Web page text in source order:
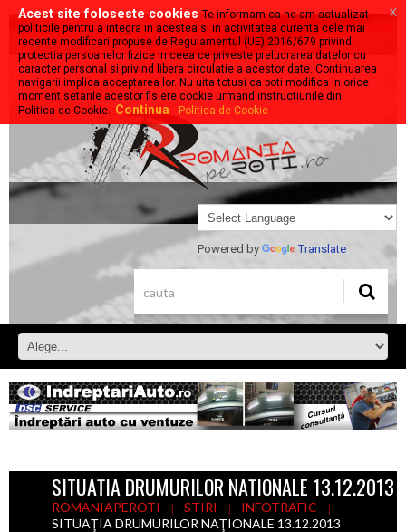
Stiri, evenimente, prezentari despre tot ce se deplaseaza pe roti:
auto - moto - velo
Powered by Translate
SITUAŢIA DRUMURILOR NAŢIONALE 13.12.2013
ROMANIAPEROTI STIRI
INFOTRAFIC
SITUAŢIA DRUMURILOR NAŢIONALE 13.12.2013
Acest site foloseste cookies Te informam ca ne-am actualizat
politicile pentru a integra in acestea si in activitatea curenta cele mai
recente modificari propuse de Regulamentul (UE) 2016/679 privind
protectia persoanelor fizice in ceea ce priveste prelucrarea datelor cu
caracter personal si privind libera circulatie a acestor date. Continuarea
navigarii implica acceptarea lor. Nu uita totusi ca poti modifica in orice
moment setarile acestor fisiere cookie urmand instructiunile din
Politica de Cookie. Continua Politica de Cookie
x